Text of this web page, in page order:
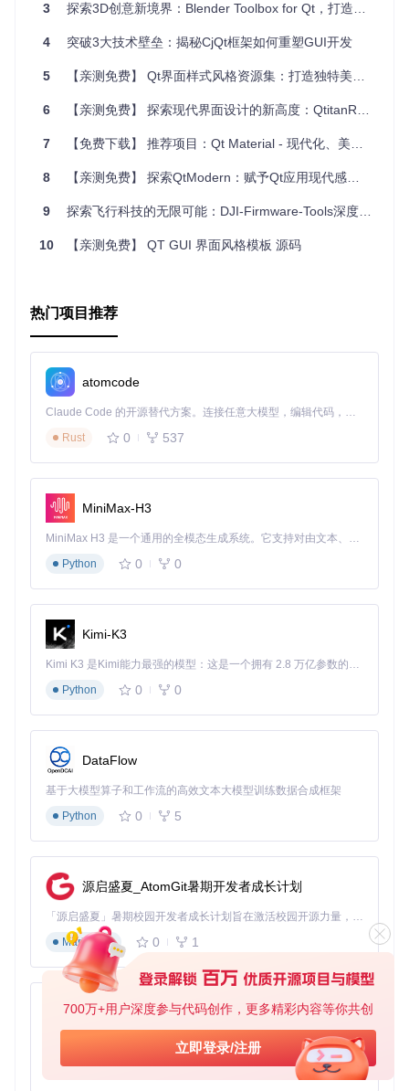
700万+用户深度参与代码创作，更多精彩内容等你共创
立即登录/注册
应用中，无需额外工作。
用于大型应用和动画密集型操作。
字体驱动的尺寸调整：菜单等元素的大小基于所使用的字
体，以增强跨平台的视觉一致性。
优化的颜色管理
：使用CIELUV类似的颜色空间来实现更准
总的来说，Phantom风格是开发者构建美观且高效跨平台应用
程序的理想选择。它的创新设计理念和强大的技术实现，将为
你的应用程序带来焕然一新的用户体验。立即尝试并加入Pha
ntom风格的社区，共同创造更多的可能！
3 探索3D创意新境界：Blender Toolbox for Qt，打造你的个性化创意工坊
4 突破3大技术壁垒：揭秘CjQt框架如何重塑GUI开发
5 【亲测免费】 Qt界面样式风格资源集：打造独特美观的Qt应用
6 【亲测免费】 探索现代界面设计的新高度：QtitanRibbon 4.8 —— 开启您的跨平台应用程序新篇章
7 【免费下载】 推荐项目：Qt Material - 现代化、美观的Qt界面库
8 【亲测免费】 探索QtModern：赋予Qt应用现代感与高效性的框架
9 探索飞行科技的无限可能：DJI-Firmware-Tools深度剖析
10 【亲测免费】 QT GUI 界面风格模板 源码
热门项目推荐
atomcode
Claude Code 的开源替代方案。连接任意大模型，编辑代码，运行命令，自动验证 — 全自动执行。用 Rust 构建，极致性能。 ｜ An open-source alternative to Claude Code. Connect any LLM, edit code, run commands, and verify changes — autonomously. Built in Rust for speed. Get Started
Rust
0 537
MiniMax-H3
MiniMax H3 是一个通用的全模态生成系统。它支持对由文本、图像、视频和音频组成的多模态上下文进行统一理解，并能生成分辨率高达 2K、时长可达 15 秒的带原生立体声音频的视频。得益于面向任务泛化的系统设计，H3 在预训练阶段就已具备广泛的多模态上下文理解与生成能力，能够出色地执行复杂的多模态指令。
Python
0 0
Kimi-K3
Kimi K3 是Kimi能力最强的模型：这是一个拥有 2.8 万亿参数的混合专家（MoE）模型，具备原生视觉理解能力，并支持 100 万 token 的上下文窗口。
Python
0 0
DataFlow
基于大模型算子和工作流的高效文本大模型训练数据合成框架
Python
0 5
源启盛夏_AtomGit暑期开发者成长计划
「源启盛夏」暑期校园开发者成长计划旨在激活校园开源力量，通过积分激励、认证扶持、资源倾斜等形式，引导高校组织和开发者完成「入驻 — 建项目 — 做贡献 — 获认证 — 得资源」的完整闭环。无论你是想带领社团入驻平台的组织者，还是希望用代码贡献证明自己的开发者，都能在这里找到属于你的成长路径。
Markdown
0 1
py-xiaozhi
基于Python的Xiaozhi AI，适用于想要完整Xiaozhi体验而无需拥有专用硬件的用户。
Python
0 1